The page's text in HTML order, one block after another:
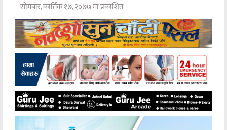
सोमबार, कार्तिक १७, २०७७ मा प्रकाशित